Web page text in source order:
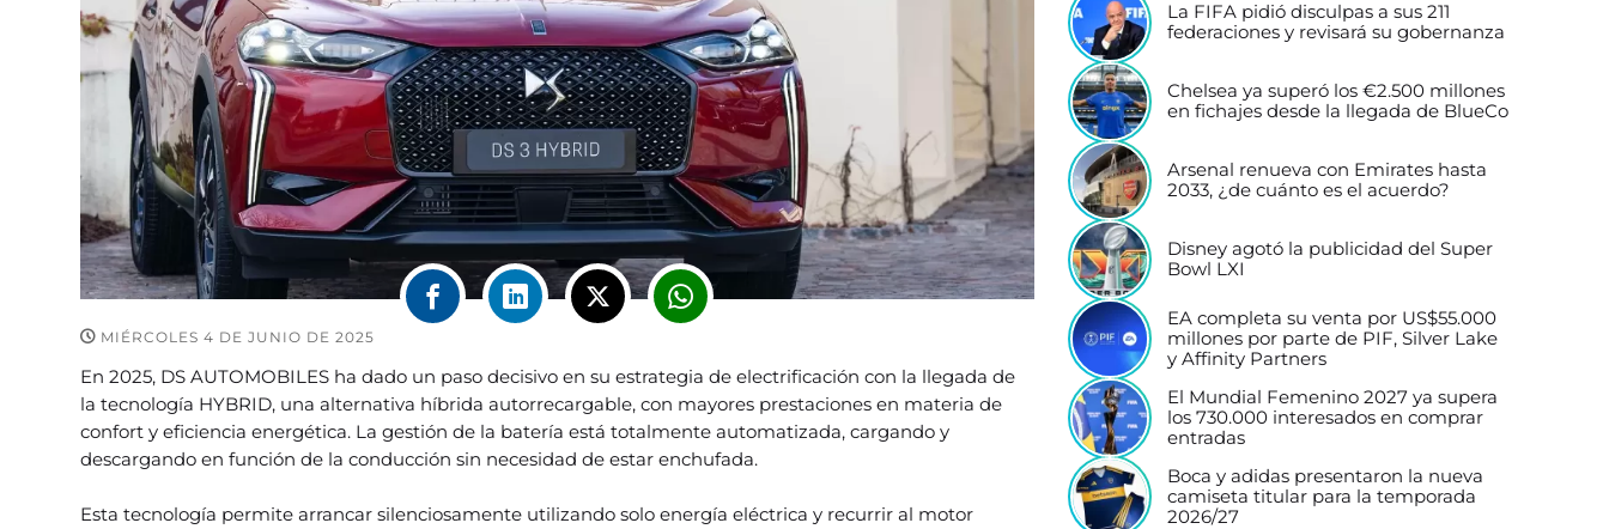
MIÉRCOLES 4 DE JUNIO DE 2025
En 2025, DS AUTOMOBILES ha dado un paso decisivo en su estrategia de electrificación con la llegada de
la tecnología HYBRID, una alternativa híbrida autorrecargable, con mayores prestaciones en materia de
confort y eficiencia energética. La gestión de la batería está totalmente automatizada, cargando y
descargando en función de la conducción sin necesidad de estar enchufada.
Esta tecnología permite arrancar silenciosamente utilizando solo energía eléctrica y recurrir al motor
La FIFA pidió disculpas a sus 211
federaciones y revisará su gobernanza
Chelsea ya superó los €2.500 millones
en fichajes desde la llegada de BlueCo
Arsenal renueva con Emirates hasta
2033, ¿de cuánto es el acuerdo?
Disney agotó la publicidad del Super
Bowl LXI
EA completa su venta por US$55.000
millones por parte de PIF, Silver Lake
y Affinity Partners
El Mundial Femenino 2027 ya supera
los 730.000 interesados en comprar
entradas
Boca y adidas presentaron la nueva
camiseta titular para la temporada
2026/27